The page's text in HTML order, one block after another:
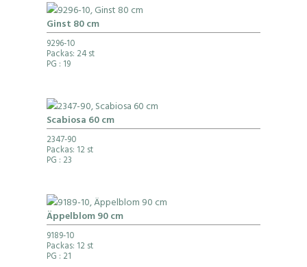
Ginst 80 cm
9296-10
Packas: 24 st
PG : 19
Scabiosa 60 cm
2347-90
Packas: 12 st
PG : 23
Äppelblom 90 cm
9189-10
Packas: 12 st
PG : 21